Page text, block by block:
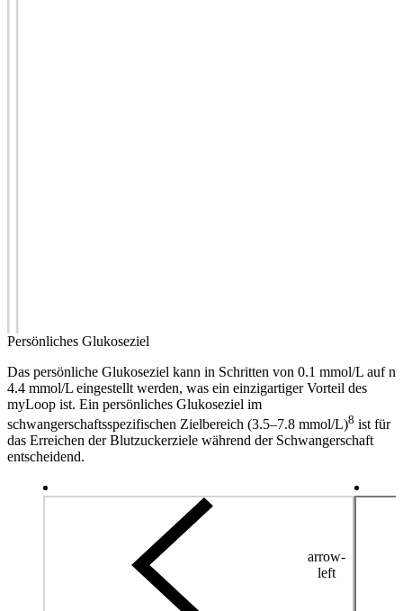
Persönliches Glukoseziel
Das persönliche Glukoseziel kann in Schritten von 0.1 mmol/L auf
4.4 mmol/L eingestellt werden, was ein einzigartiger Vorteil des
myLoop ist. Ein persönliches Glukoseziel im
schwangerschaftsspezifischen Zielbereich (3.5–7.8 mmol/L)8 ist für
das Erreichen der Blutzuckerziele während der Schwangerschaft
entscheidend.
arrow-
left